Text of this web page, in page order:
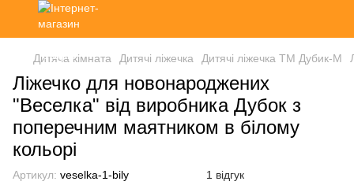
Дитяча кімната Дитячі ліжечка Дитячі ліжечка ТМ Дубик-М
Ліжечко для новонароджених
"Веселка" від виробника Дубок з
поперечним маятником в білому
кольорі
Артикул: veselka-1-bily 1 відгук